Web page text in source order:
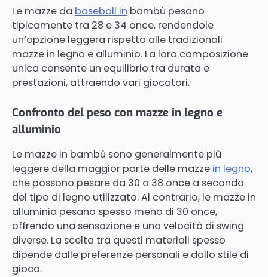
Le mazze da baseball in bambù pesano
tipicamente tra 28 e 34 once, rendendole
un’opzione leggera rispetto alle tradizionali
mazze in legno e alluminio. La loro composizione
unica consente un equilibrio tra durata e
prestazioni, attraendo vari giocatori.
Confronto del peso con mazze in legno e
alluminio
Le mazze in bambù sono generalmente più
leggere della maggior parte delle mazze in legno,
che possono pesare da 30 a 38 once a seconda
del tipo di legno utilizzato. Al contrario, le mazze in
alluminio pesano spesso meno di 30 once,
offrendo una sensazione e una velocità di swing
diverse. La scelta tra questi materiali spesso
dipende dalle preferenze personali e dallo stile di
gioco.